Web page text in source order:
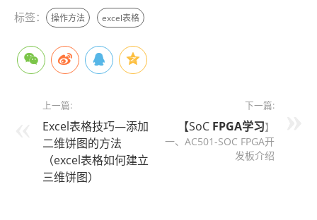
标签： 操作方法 excel表格
上一篇:
Excel表格技巧—添加
二维饼图的方法
（excel表格如何建立
三维饼图）
下一篇:
【SoC FPGA学习】
一、AC501-SOC FPGA开
发板介绍